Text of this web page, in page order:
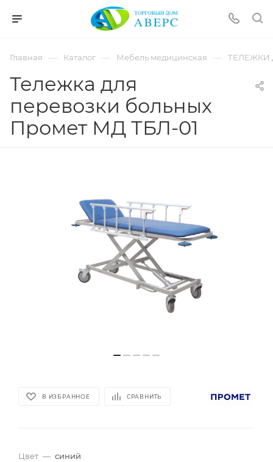
Главная — Каталог — Мебель медицинская — ТЕЛЕЖКИ
Тележка для
перевозки больных
Промет МД ТБЛ-01
В ИЗБРАННОЕ СРАВНИТЬ
Цвет — синий
pornspider.info
xnxx